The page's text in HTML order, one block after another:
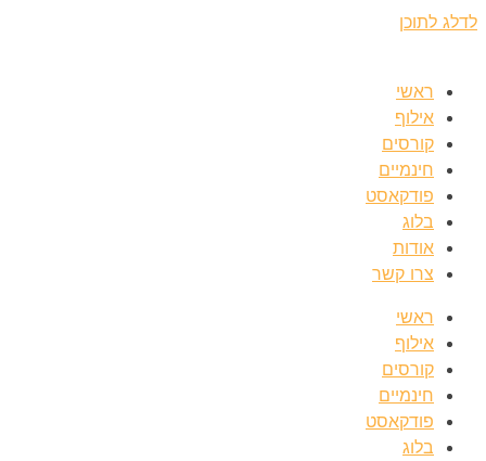
לדלג לתוכן
ראשי
אילוף
קורסים
חינמיים
פודקאסט
בלוג
אודות
צרו קשר
ראשי
אילוף
קורסים
חינמיים
פודקאסט
בלוג